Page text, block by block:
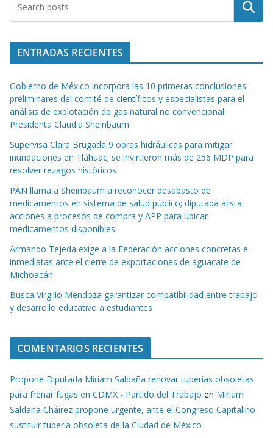
Buscar
ENTRADAS RECIENTES
Gobierno de México incorpora las 10 primeras conclusiones
preliminares del comité de científicos y especialistas para el
análisis de explotación de gas natural no convencional:
Presidenta Claudia Sheinbaum
Supervisa Clara Brugada 9 obras hidráulicas para mitigar
inundaciones en Tláhuac; se invirtieron más de 256 MDP para
resolver rezagos históricos
PAN llama a Sheinbaum a reconocer desabasto de
medicamentos en sistema de salud público; diputada alista
acciones a procesos de compra y APP para ubicar
medicamentos disponibles
Armando Tejeda exige a la Federación acciones concretas e
inmediatas ante el cierre de exportaciones de aguacate de
Michoacán
Busca Virgilio Mendoza garantizar compatibilidad entre trabajo
y desarrollo educativo a estudiantes
COMENTARIOS RECIENTES
Propone Diputada Miriam Saldaña renovar tuberías obsoletas
para frenar fugas en CDMX - Partido del Trabajo en Miriam
Saldaña Cháirez propone urgente, ante el Congreso Capitalino
sustituir tubería obsoleta de la Ciudad de México